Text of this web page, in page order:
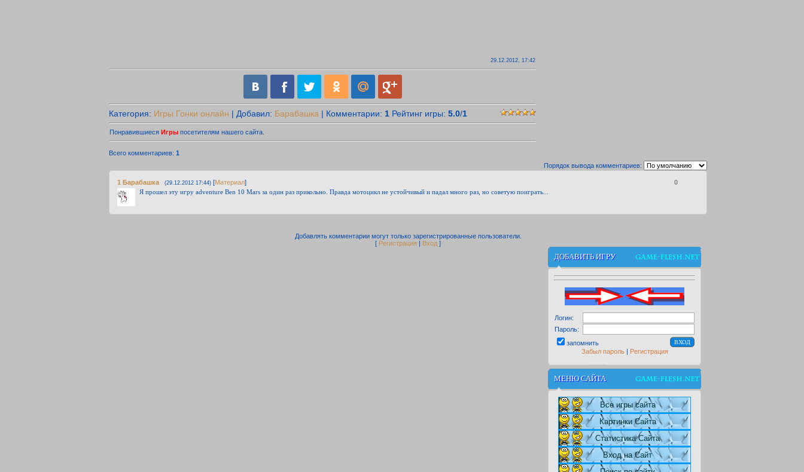
29.12.2012, 17:42
Категория: Игры Гонки онлайн | Добавил: Барабашка | Комментарии: 1 Рейтинг игры: 5.0/1
Понравившиеся Игры посетителям нашего сайта.
Всего комментариев: 1
Порядок вывода комментариев:
0
1 Барабашка (29.12.2012 17:44) [Материал]
Я прошел эту игру adventure Ben 10 Mars за один раз прикольно. Правда мотоцикл не устойчивый и падал много раз, но советую поиграть...
Добавлять комментарии могут только зарегистрированные пользователи.
[ Регистрация | Вход ]
ДОБАВИТЬ ИГРУ
Логин:
Пароль:
запомнить
Забыл пароль| Регистрация
МЕНЮ САЙТА
Все игры сайта
Картинки Сайта
Статистика Сайта
Вход на Сайт